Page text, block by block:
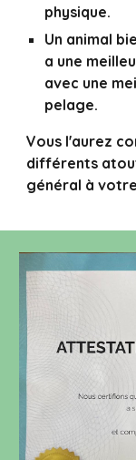
physique.
Un animal
a une
avec une
pelage.
Vous l'aurez
différents
général à